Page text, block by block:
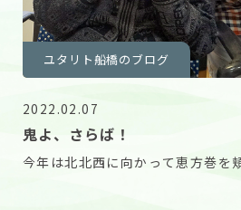
ユタリト船橋のブログ
2022.02.07
鬼よ、さらば！
今年は北北西に向かって恵方巻を